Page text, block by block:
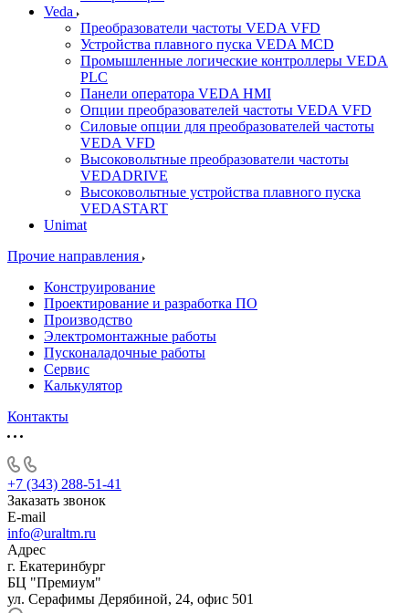
Veda
Преобразователи частоты VEDA VFD
Устройства плавного пуска VEDA MCD
Промышленные логические контроллеры VEDA
PLC
Панели оператора VEDA HMI
Опции преобразователей частоты VEDA VFD
Силовые опции для преобразователей частоты
VEDA VFD
Высоковольтные преобразователи частоты
VEDADRIVE
Высоковольтные устройства плавного пуска
VEDASTART
Unimat
Прочие направления
Конструирование
Проектирование и разработка ПО
Производство
Электромонтажные работы
Пусконаладочные работы
Сервис
Калькулятор
Контакты
+7 (343) 288-51-41
Заказать звонок
E-mail
info@uraltm.ru
Адрес
г. Екатеринбург
БЦ "Премиум"
ул. Серафимы Дерябиной, 24, офис 501